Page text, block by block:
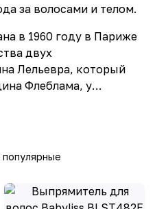
за волосами и телом.
в 1960 году в Париже
двух
Лельевра, который
Флеблама, у
величайшей
времени. У актрисы
BaBy, именно он и
популярные